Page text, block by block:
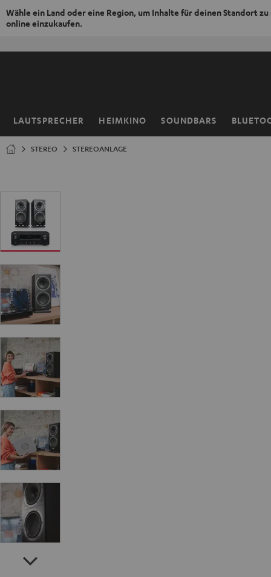
Wähle ein Land oder eine Region, um Inhalte für deinen Standort zu
online einzukaufen.
LAUTSPRECHER HEIMKINO SOUNDBARS
Startseite
STEREO STEREOANLAGE